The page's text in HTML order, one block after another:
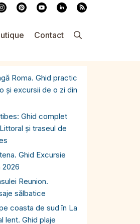
Contact
Roma. Ghid practic
și excursii de o zi din
Ghid complet
și traseul de
Ghid Excursie
2026
Reunion.
sălbatice
coasta de sud în La
lent. Ghid plaje